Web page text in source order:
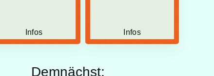
Infos Infos
Demnächst: